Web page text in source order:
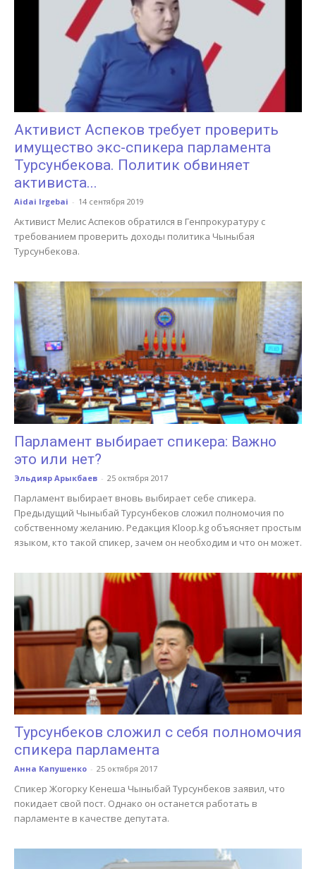
Активист Аспеков требует проверить
имущество экс-спикера парламента
Турсунбекова. Политик обвиняет
активиста...
Aidai Irgebai - 14 сентября 2019
Активист Мелис Аспеков обратился в Генпрокуратуру с
требованием проверить доходы политика Чыныбая
Турсунбекова.
Парламент выбирает спикера: Важно
это или нет?
Эльдияр Арыкбаев - 25 октября 2017
Парламент выбирает вновь выбирает себе спикера.
Предыдущий Чыныбай Турсунбеков сложил полномочия по
собственному желанию. Редакция Kloop.kg объясняет простым
языком, кто такой спикер, зачем он необходим и что он может.
Турсунбеков сложил с себя полномочия
спикера парламента
Анна Капушенко - 25 октября 2017
Спикер Жогорку Кенеша Чыныбай Турсунбеков заявил, что
покидает свой пост. Однако он останется работать в
парламенте в качестве депутата.